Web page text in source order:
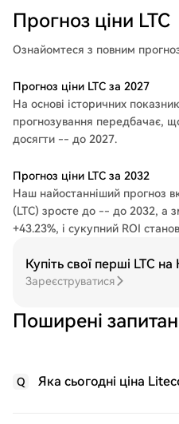
Прогноз ціни LTC
Ознайомтеся з повним
Прогноз ціни LTC за 2027
На основі історичних
прогнозування передбачає,
досягти -- до 2027.
Прогноз ціни LTC за 2032
Наш найостанніший прогноз
(LTC) зросте до -- до 2032, а
+43.23%, і сукупний ROI
Купіть свої перші LTC на
Зареєструватися
Поширені
Q Яка сьогодні ціна